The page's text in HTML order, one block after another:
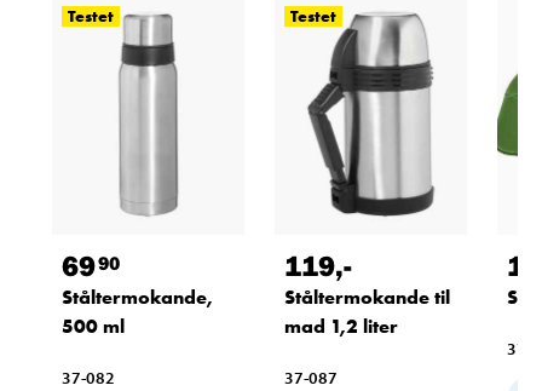
Testet
6990
Ståltermokande,
500 ml
37-082
Testet
119,-
Ståltermokande til
mad 1,2 liter
37-087
19
37-